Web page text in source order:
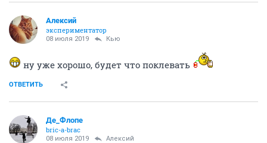
Алексий
экспериментатор
08 июля 2019 Кью
ну уже хорошо, будет что поклевать
ОТВЕТИТЬ
Де_Флопе
bric-a-brac
08 июля 2019 Алексий